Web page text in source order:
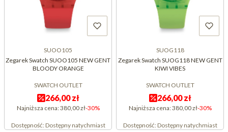
SUOO105
Zegarek Swatch SUOO105 NEW GENT
BLOODY ORANGE
SWATCH OUTLET
266,00 zł
Najniższa cena:380,00 zł-30%
Dostępność:Dostępny natychmiast
SUOG118
Zegarek Swatch SUOG118 NEW GENT
KIWI VIBES
SWATCH OUTLET
266,00 zł
Najniższa cena:380,00 zł-30%
Dostępność:Dostępny natychmiast